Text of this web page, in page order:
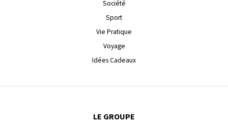
Société
Sport
Vie Pratique
Voyage
Idées Cadeaux
LE GROUPE